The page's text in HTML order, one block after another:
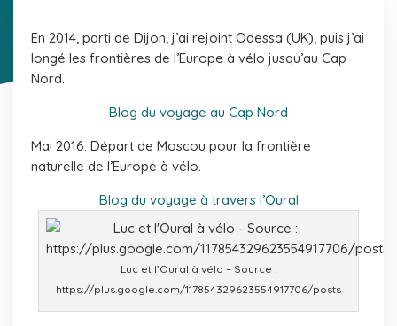
En 2014, parti de Dijon, j’ai rejoint Odessa (UK), puis j’ai
longé les frontières de l’Europe à vélo jusqu’au Cap
Nord.
Blog du voyage au Cap Nord
Mai 2016: Départ de Moscou pour la frontière
naturelle de l’Europe à vélo.
Blog du voyage à travers l’Oural
Luc et l’Oural à vélo – Source :
https://plus.google.com/117854329623554917706/posts